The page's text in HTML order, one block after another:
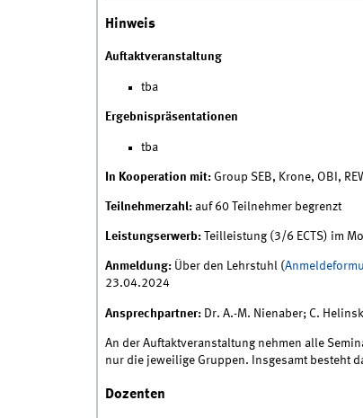
Hinweis
Auftaktveranstaltung
tba
Ergebnispräsentationen
tba
In Kooperation mit: Group SEB, Krone, OBI,
Teilnehmerzahl:auf 60 Teilnehmer begrenzt
Leistungserwerb:Teilleistung (3/6 ECTS) im
Anmeldung:Über den Lehrstuhl (
23.04.2024
Ansprechpartner:Dr. A.-M. Nienaber; C.
An der Auftaktveranstaltung nehmen alle
nur die jeweilige Gruppen. Insgesamt besteht
Dozenten